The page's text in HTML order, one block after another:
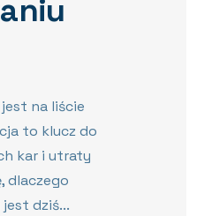
na liście
to klucz do
kar i utraty
dlaczego
dziś...